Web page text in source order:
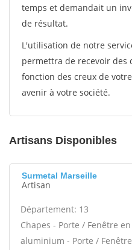
temps et demandait un
de résultat.
L'utilisation de notre
permettra de recevoir des
fonction des creux de
avenir à votre société.
Artisans Disponibles
Surmetal Marseille
Artisan
Département: 13
Chapes - Porte / Fenêtre
aluminium - Porte /